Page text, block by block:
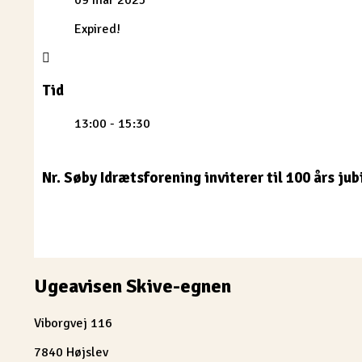
Expired!
Tid
13:00 - 15:30
Nr. Søby Idrætsforening inviterer til 100 års
Ugeavisen Skive-egnen
Viborgvej 116
7840 Højslev